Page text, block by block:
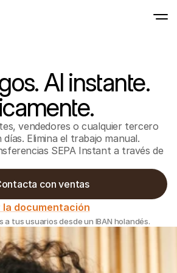
Al instante.
vendedores o cualquier tercero
Elimina el trabajo manual.
SEPA Instant a través de
con ventas
la documentación
a tus usuarios desde un IBAN holandés.
Tap to Pay en iPhone
Acepta pagos contactless en tu iPhone
Saber más
Aceptar pagos
Pagos en línea
Aceptar pagos con
dispositivos
Checkout
Pagos recurrentes y
Pagos recurrentes
Pagos recurrentes y
Aceptación y
Prevenir fraude y
de socios para agencias
Para